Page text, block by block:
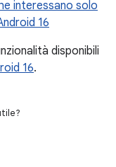
interessano solo
16
disponibili
16.